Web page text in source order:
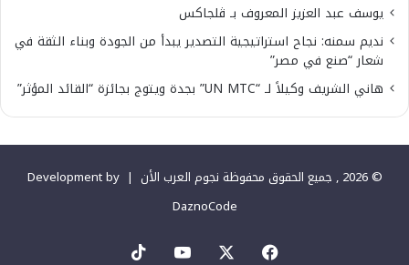
يوسف عبد العزيز المعروف بـ ڤلجاكس
نديم سمنه: نجاح استراتيجية التصدير يبدأ من الجودة وبناء الثقة في
شعار “صنع في مصر”
هاني الشريف وكيلاً لـ “UN MTC” بجدة ويتوج بجائزة “القائد المؤثر”
© 2026 , جميع الحقوق محفوظة نجوم العرب الأن |
Development by
DaznoCode
فيسبوك ‫YouTube